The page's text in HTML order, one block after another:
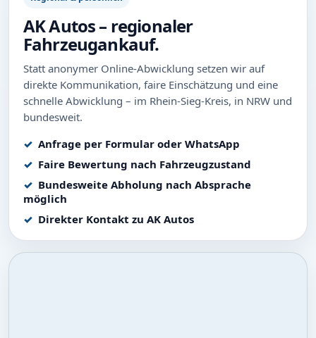
AK Autos – regionaler
Fahrzeugankauf.
Statt anonymer Online-Abwicklung setzen wir auf
direkte Kommunikation, faire Einschätzung und eine
schnelle Abwicklung – im Rhein-Sieg-Kreis, in NRW und
bundesweit.
Anfrage per Formular oder WhatsApp
Faire Bewertung nach Fahrzeugzustand
Bundesweite Abholung nach Absprache
möglich
Direkter Kontakt zu AK Autos